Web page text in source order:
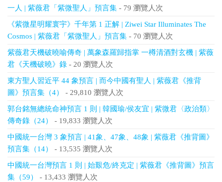
一人 | 紫薇君「紫微聖人」預言集 - 79 瀏覽人次
《紫微星明耀寰宇》千年第 1 正解 | Ziwei Star Illuminates The
Cosmos | 紫薇君「紫微聖人」預言集 - 70 瀏覽人次
紫薇君天機破曉喻傳奇 | 萬象森羅歸指掌 一樽清酒對玄機 | 紫薇
君《天機破曉》錄 - 20 瀏覽人次
東方聖人習近平 44 象預言 | 而今中國有聖人 | 紫薇君《推背
圖》預言集（4）
- 29,810 瀏覽人次
郭台銘無總統命神預言 1 則 | 韓國瑜/侯友宜 | 紫微君〈政治類〉
傳奇錄（24）
- 19,833 瀏覽人次
中國統一台灣 3 象預言 | 41象、47象、48象 | 紫薇君《推背圖》
預言集（14）
- 13,535 瀏覽人次
中國統一台灣預言 1 則 | 始艱危/終克定 | 紫薇君《推背圖》預言
集（59）
- 13,433 瀏覽人次